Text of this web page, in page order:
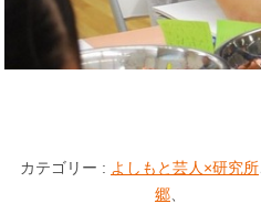
カテゴリー : よしもと芸人×研究所
郷